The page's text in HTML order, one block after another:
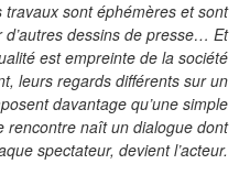
travaux sont éphémères et sont
dessins de presse… Et
est empreinte de la société
leurs regards différents sur un
davantage qu’une simple
rencontre naît un dialogue dont
spectateur, devient l’acteur.